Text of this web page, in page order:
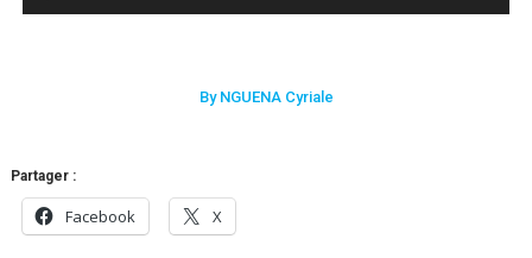
By NGUENA Cyriale
Partager :
Facebook X